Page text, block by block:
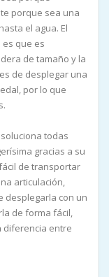
porque sea una
el agua. El
que es
de tamaño y la
de desplegar una
por lo que
todas
gracias a su
de transportar
articulación,
desplegarla con un
de forma fácil,
diferencia entre